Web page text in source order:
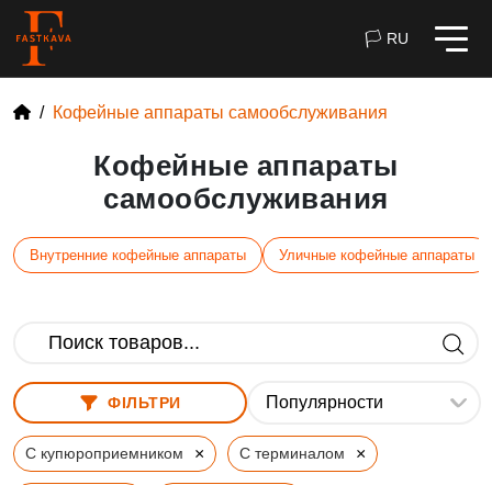
🏳 RU
Кофейные аппараты самообслуживания
Кофейные аппараты
самообслуживания
Внутренние кофейные аппараты Уличные кофейные аппараты
ФІЛЬТРИ
С купюроприемником × С терминалом ×